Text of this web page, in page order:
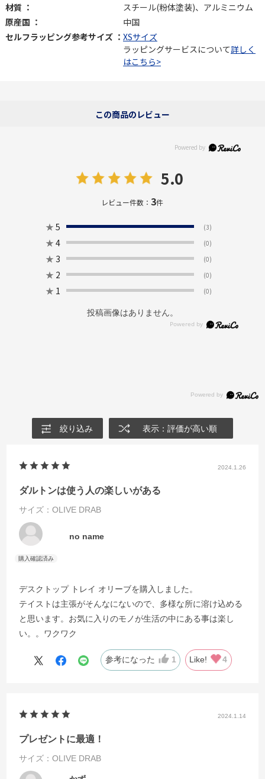
材質 ：
スチール(粉体塗装)、アルミニウム
原産国 ：
中国
セルフラッピング参考サイズ ： XSサイズ
ラッピングサービスについて詳しく
はこちら>
この商品のレビュー
5.0
レビュー件数：3件
★ 5 (3)
★ 4 (0)
★ 3 (0)
★ 2 (0)
★ 1 (0)
投稿画像はありません。
絞り込み 表示：評価が高い順
2024.1.26
ダルトンは使う人の楽しいがある
サイズ：OLIVE DRAB
no name
デスクトップ トレイ オリーブを購入しました。
テイストは主張がそんなにないので、多様な所に溶け込める
と思います。お気に入りのモノが生活の中にある事は楽し
い。。ワクワク
参考になった 1 Like! 4
2024.1.14
プレゼントに最適！
サイズ：OLIVE DRAB